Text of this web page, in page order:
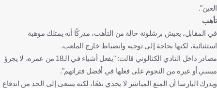
العين".
تأهب
في المقابل، يعيش برشلونة حالة من التأهب، مدركًا أنه يمتلك موهبة
استثنائية، لكنها بحاجة إلى توجيه وانضباط خارج الملعب.
مصادر داخل النادي الكتالوني قالت: "يفعل أشياء في الـ18 من عمره، لا يجرؤ
ميسي أو غيره من النجوم على فعلها في أفضل فتراتهم".
ويدرك البارسا أن المنع المباشر لا يجدي نفعًا، لكنه يسعى إلى الحد من اندفاع